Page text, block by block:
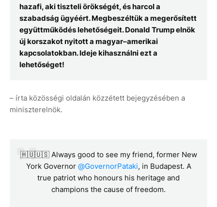
hazafi, aki tiszteli örökségét, és harcol a
szabadság ügyéért. Megbeszéltük a megerősített
együttműködés lehetőségeit. Donald Trump elnök
új korszakot nyitott a magyar–amerikai
kapcsolatokban. Ideje kihasználni ezt a
lehetőséget!
– írta közösségi oldalán közzétett bejegyzésében a
miniszterelnök.
🇭🇺🇺🇸 Always good to see my friend, former New
York Governor @GovernorPataki, in Budapest. A
true patriot who honours his heritage and
champions the cause of freedom.